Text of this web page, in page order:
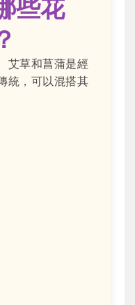
些花
艾草和菖蒲是經
統，可以混搭其